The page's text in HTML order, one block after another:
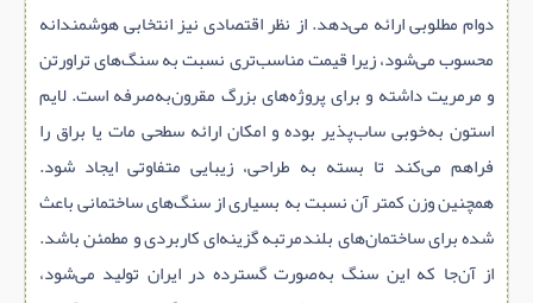
دوام مطلوبی ارائه می‌دهد. از نظر اقتصادی نیز انتخابی هوشمندانه
محسوب می‌شود، زیرا قیمت مناسب‌تری نسبت به سنگ‌های تراورتن
و مرمریت داشته و برای پروژه‌های بزرگ مقرون‌به‌صرفه است. لایم
استون به‌خوبی ساب‌پذیر بوده و امکان ارائه سطحی مات یا براق را
فراهم می‌کند تا بسته به طراحی، زیبایی متفاوتی ایجاد شود.
همچنین وزن کمتر آن نسبت به بسیاری از سنگ‌های ساختمانی باعث
شده برای ساختمان‌های بلندمرتبه گزینه‌ای کاربردی و مطمئن باشد.
از آن‌جا که این سنگ به‌صورت گسترده در ایران تولید می‌شود،